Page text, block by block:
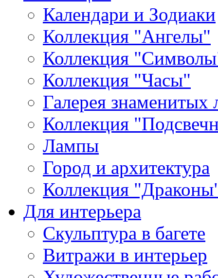
Календари и Зодиаки
Коллекция "Ангелы"
Коллекция
Коллекция "Часы"
Галерея знаменитых
Коллекция
Лампы
Город и архитектура
Коллекция
Для интерьера
Скульптура в багете
Витражи в интерьер